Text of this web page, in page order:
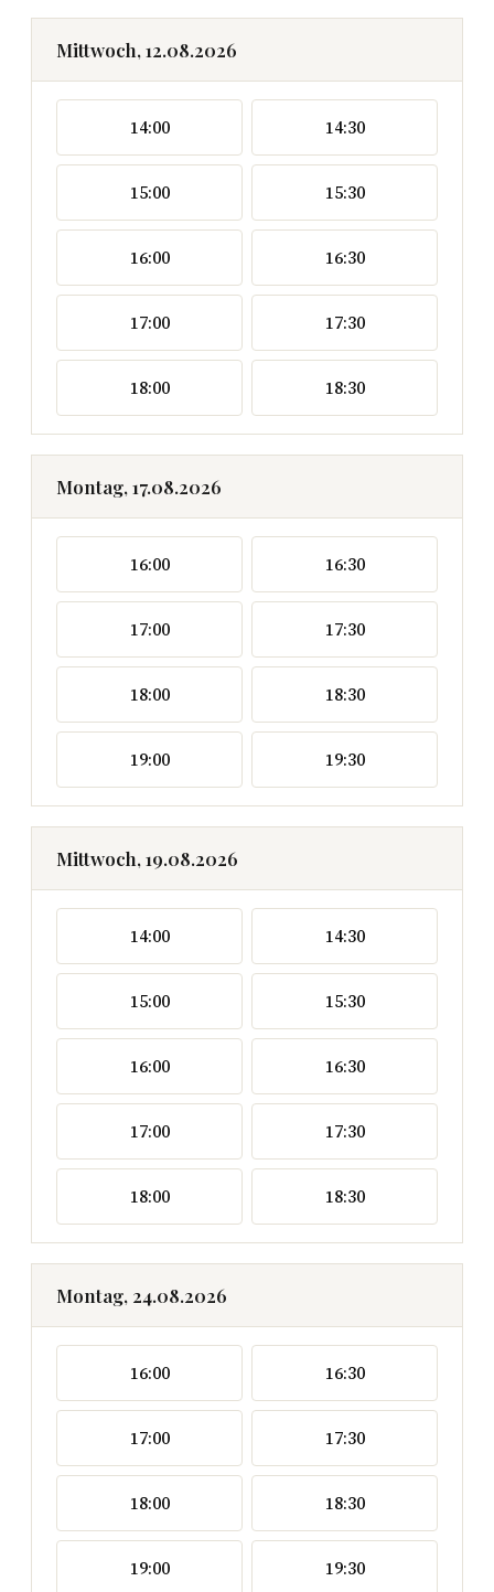
Mittwoch, 12.08.2026
14:00 14:30
15:00 15:30
16:00 16:30
17:00 17:30
18:00 18:30
Montag, 17.08.2026
16:00 16:30
17:00 17:30
18:00 18:30
19:00 19:30
Mittwoch, 19.08.2026
14:00 14:30
15:00 15:30
16:00 16:30
17:00 17:30
18:00 18:30
Montag, 24.08.2026
16:00 16:30
17:00 17:30
18:00 18:30
19:00 19:30